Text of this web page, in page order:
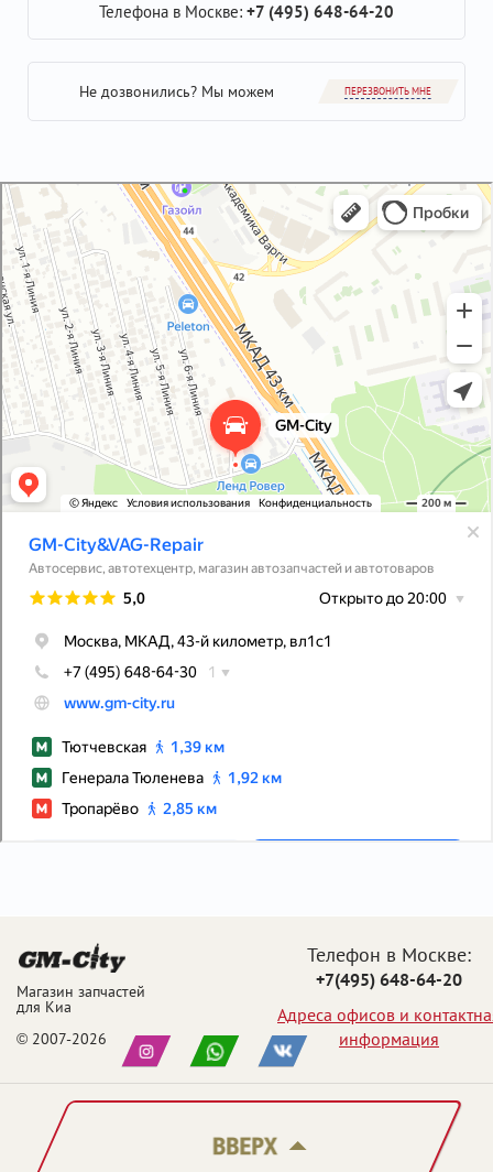
Телефона в Москве: +7 (495) 648-64-20
Не дозвонились? Мы можем ПЕРЕЗВОНИТЬ МНЕ
GM-City&VAG-Repair
Автосервис, автотехцентр в Москве
Магазин автозапчастей и автотоваров в Москве
Магазин запчастей
для Киа
© 2007-2026
Телефон в Москве:
+7(495) 648-64-20
Адреса офисов и
информация